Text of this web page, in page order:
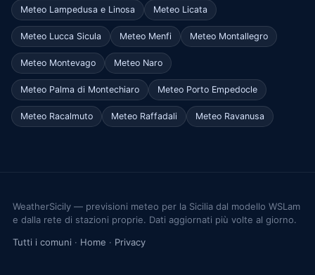
Meteo Lampedusa e Linosa Meteo Licata
Meteo Lucca Sicula Meteo Menfi Meteo Montallegro
Meteo Montevago Meteo Naro
Meteo Palma di Montechiaro Meteo Porto Empedocle
Meteo Racalmuto Meteo Raffadali Meteo Ravanusa
WeatherSicily — previsioni meteo per la Sicilia dal modello WSLam
e dalla rete di stazioni proprie. Dati aggiornati più volte al giorno.
Tutti i comuni · Home · Privacy